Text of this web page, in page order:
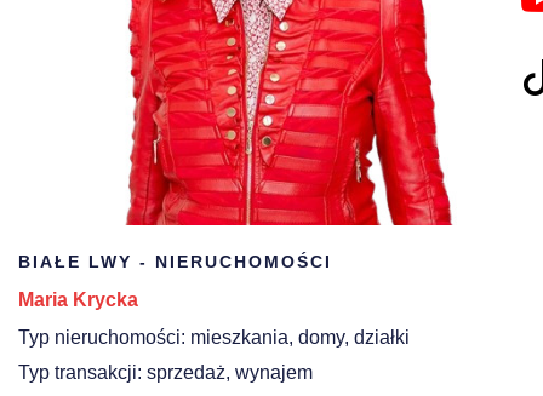
BIAŁE LWY - NIERUCHOMOŚCI
Maria Krycka
Typ nieruchomości: mieszkania, domy, działki
Typ transakcji: sprzedaż, wynajem